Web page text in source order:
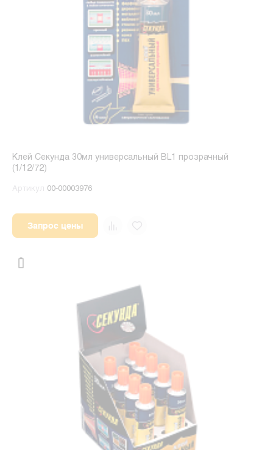
Клей Секунда 30мл универсальный BL1 прозрачный
(1/12/72)
Артикул 00-00003976
Запрос цены